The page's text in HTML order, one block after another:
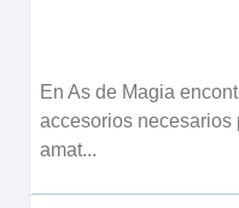
En As de Magia
accesorios necesarios
amat...